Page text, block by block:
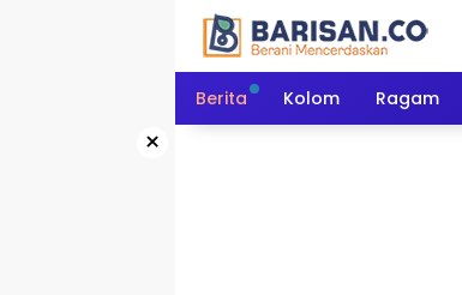
Berita Kolom Ragam
×